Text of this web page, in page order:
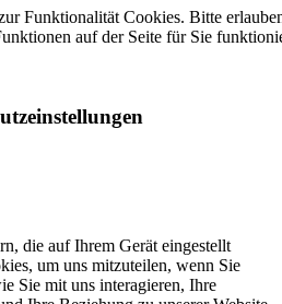
Funktionalität Cookies. Bitte
auf der Seite für Sie
die auf Ihrem Gerät eingestellt
um uns mitzuteilen, wenn Sie
Sie mit uns interagieren, Ihre